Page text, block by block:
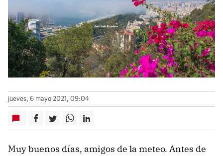
jueves, 6 mayo 2021, 09:04
Muy buenos días, amigos de la meteo. Antes de